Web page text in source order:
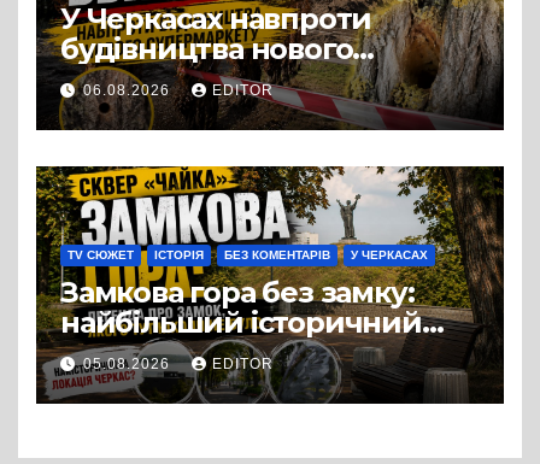
У Черкасах навпроти
будівництва нового
супермаркету VARUS на
проспекті Перемоги всохли
дерева. І це навряд чи
можна назвати
випадковістю
06.08.2026 EDITOR
TV СЮЖЕТ ІСТОРІЯ БЕЗ КОМЕНТАРІВ У ЧЕРКАСАХ
Замкова гора без замку:
найбільший історичний
міф Черкас
05.08.2026 EDITOR